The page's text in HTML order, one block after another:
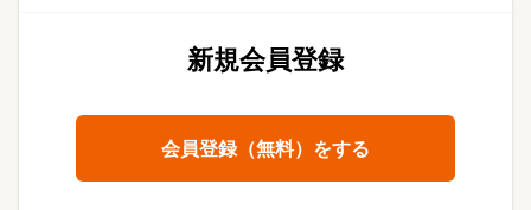
新規会員登録
会員登録（無料）をする